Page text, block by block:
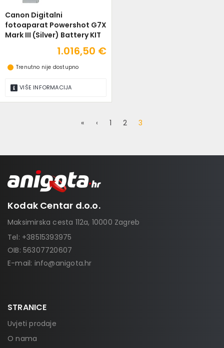
Canon Digitalni
fotoaparat Powershot G7X
Mark III (Silver) Battery KIT
1.016,50 €
Trenutno nije dostupno
VIŠE INFORMACIJA
« ‹ 1 2 3
Kodak Centar d.o.o.
Maksimirska cesta 112a, 10000 Zagreb
Tel: +38515393975
OIB: 56307720607
E-mail: info@anigota.hr
STRANICE
Uvjeti prodaje
O nama